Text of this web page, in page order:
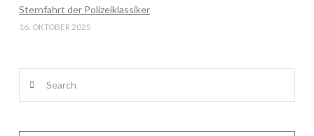
Sternfahrt der Polizeiklassiker
16. OKTOBER 2025